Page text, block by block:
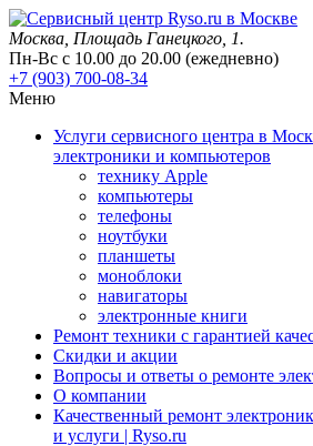
Москва , Площадь Ганецкого, 1.
Пн-Вс с 10.00 до 20.00 (ежедневно)
+7 (903) 700-08-34
Меню
Услуги сервисного центра в
электроники и компьютеров
технику Apple
компьютеры
телефоны
ноутбуки
планшеты
моноблоки
навигаторы
электронные книги
Ремонт техники с гарантией
Скидки и акции
Вопросы и ответы о ремонте
О компании
Качественный ремонт
и услуги | Ryso.ru